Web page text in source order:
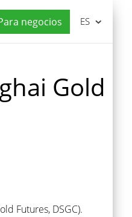
negocios ES
Gold
Futures, DSGC).